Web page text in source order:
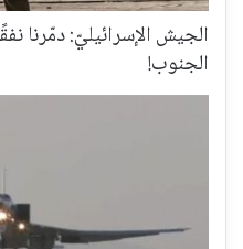
الجيش الإسرائيليّ: دمّرنا
الجنوب!